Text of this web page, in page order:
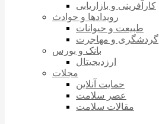
کارآفرینی و بازاریابی
رویدادها و حوادث
طبیعت و حیوانات
گردشگری و مهاجرت
بانک و بورس
ارزدیجیتال
مجلات
حمایت آنلاین
عصر سلامت
مقالات سلامت